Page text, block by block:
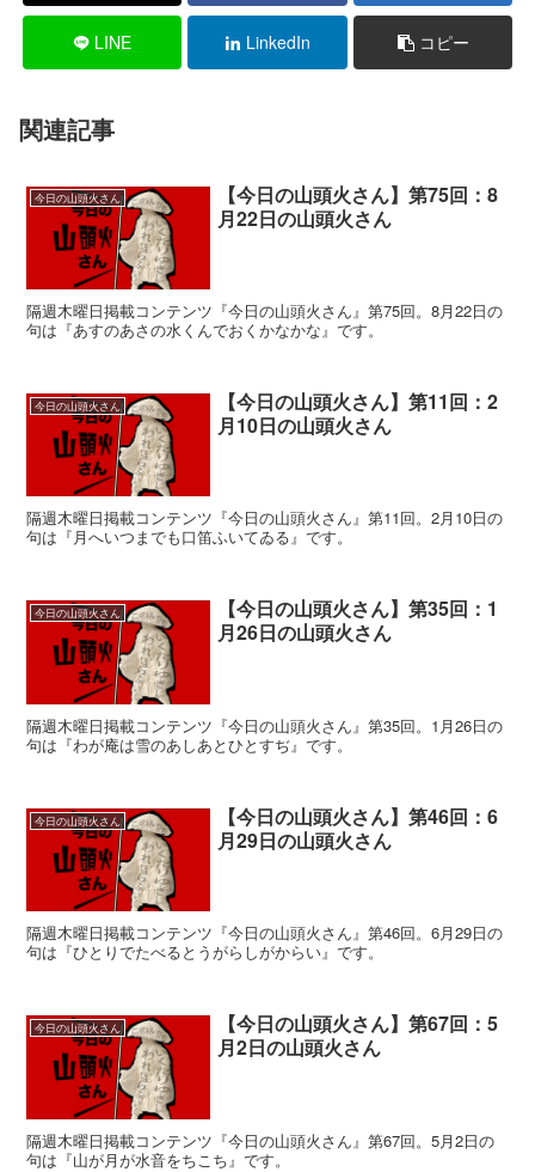
LINE LinkedIn コピー
関連記事
今日の山頭火さん
【今日の山頭火さん】第75回：8
月22日の山頭火さん
隔週木曜日掲載コンテンツ『今日の山頭火さん』第75回。8月22日の
句は『あすのあさの水くんでおくかなかな』です。
今日の山頭火さん
【今日の山頭火さん】第11回：2
月10日の山頭火さん
隔週木曜日掲載コンテンツ『今日の山頭火さん』第11回。2月10日の
句は『月へいつまでも口笛ふいてゐる』です。
今日の山頭火さん
【今日の山頭火さん】第35回：1
月26日の山頭火さん
隔週木曜日掲載コンテンツ『今日の山頭火さん』第35回。1月26日の
句は『わが庵は雪のあしあとひとすぢ』です。
今日の山頭火さん
【今日の山頭火さん】第46回：6
月29日の山頭火さん
隔週木曜日掲載コンテンツ『今日の山頭火さん』第46回。6月29日の
句は『ひとりでたべるとうがらしがからい』です。
今日の山頭火さん
【今日の山頭火さん】第67回：5
月2日の山頭火さん
隔週木曜日掲載コンテンツ『今日の山頭火さん』第67回。5月2日の
句は『山が月が水音をちこち』です。